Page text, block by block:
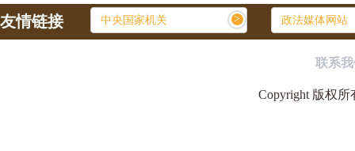
友情链接 中央国家机关 > 政法媒体网站
联系
Copyright 版权所